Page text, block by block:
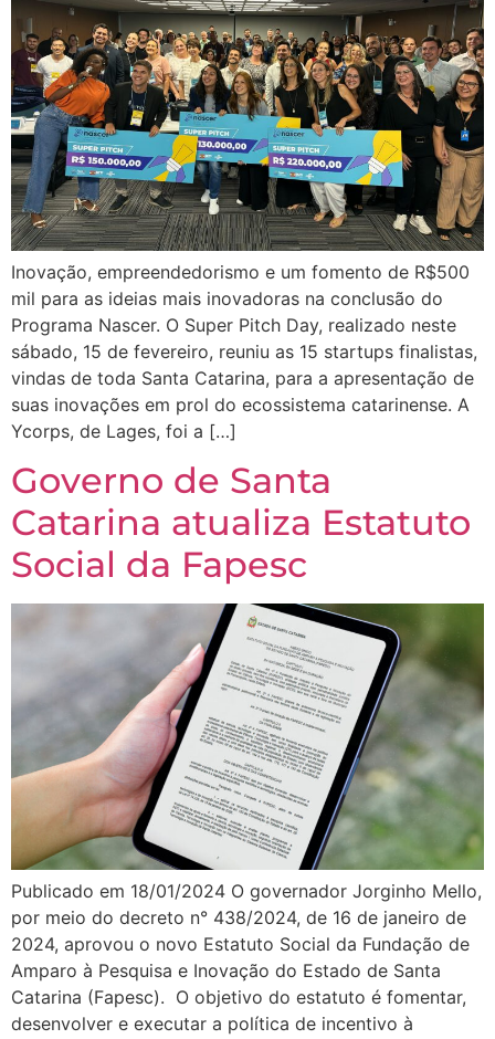
Inovação, empreendedorismo e um fomento de R$500
mil para as ideias mais inovadoras na conclusão do
Programa Nascer. O Super Pitch Day, realizado neste
sábado, 15 de fevereiro, reuniu as 15 startups finalistas,
vindas de toda Santa Catarina, para a apresentação de
suas inovações em prol do ecossistema catarinense. A
Ycorps, de Lages, foi a […]
Governo de Santa
Catarina atualiza Estatuto
Social da Fapesc
Publicado em 18/01/2024 O governador Jorginho Mello,
por meio do decreto n° 438/2024, de 16 de janeiro de
2024, aprovou o novo Estatuto Social da Fundação de
Amparo à Pesquisa e Inovação do Estado de Santa
Catarina (Fapesc). O objetivo do estatuto é fomentar,
desenvolver e executar a política de incentivo à